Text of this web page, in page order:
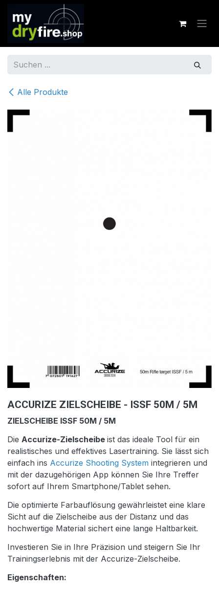
Alle Produkte
ACCURIZE ZIELSCHEIBE - ISSF 50M / 5M
ZIELSCHEIBE ISSF 50M / 5M
Die Accurize-Zielscheibe ist das ideale Tool für ein
realistisches und effektives Lasertraining. Sie lässt sich
einfach ins Accurize Shooting System integrieren und
mit der dazugehörigen App können Sie Ihre Treffer
sofort auf Ihrem Smartphone/Tablet sehen.
Die optimierte Farbauflösung gewährleistet eine klare
Sicht auf die Zielscheibe aus der Distanz und das
hochwertige Material sichert eine lange Haltbarkeit.
Investieren Sie in Ihre Präzision und steigern Sie Ihr
Trainingserlebnis mit der Accurize-Zielscheibe.
Eigenschaften: